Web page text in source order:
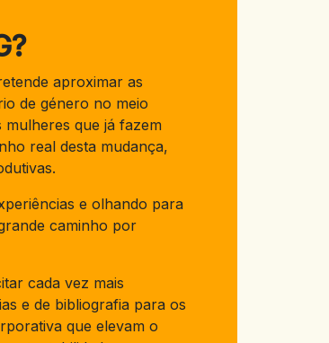
aproximar as
de género no meio
que já fazem
real desta mudança,
e olhando para
caminho por
cada vez mais
e de bibliografia para os
que elevam o